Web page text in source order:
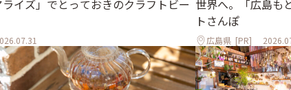
イズ」でとっておきのクラフトビー 世界へ。「広島も
トさんぽ
広島県 [PR]